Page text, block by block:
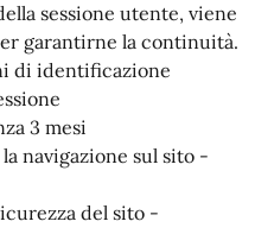
sessione utente, viene
garantirne la continuità.
di identificazione
3 mesi
navigazione sul sito -
del sito -